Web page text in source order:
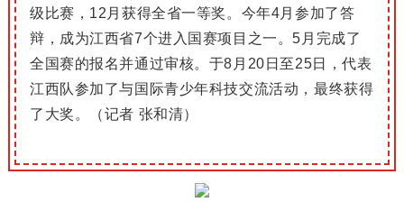
级比赛，12月获得全省一等奖。 今年4月参加了答
辩，成为江西省7个进入国赛项目之一。5月完成了
全国赛的报名并通过审核。 于8月20日至25日，代表
江西队参加了与国际青少年科技交流活动，最终获得
了大奖。
（记者 张和清）